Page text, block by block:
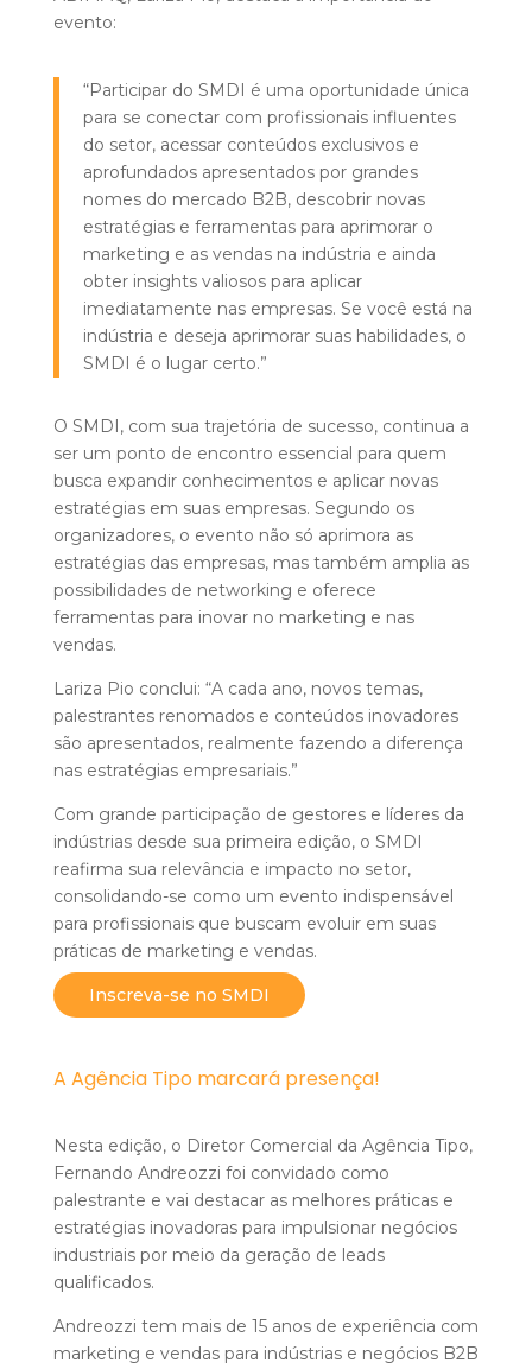
evento:
“Participar do SMDI é uma oportunidade única
para se conectar com profissionais influentes
do setor, acessar conteúdos exclusivos e
aprofundados apresentados por grandes
nomes do mercado B2B, descobrir novas
estratégias e ferramentas para aprimorar o
marketing e as vendas na indústria e ainda
obter insights valiosos para aplicar
imediatamente nas empresas. Se você está na
indústria e deseja aprimorar suas habilidades, o
SMDI é o lugar certo.”
O SMDI, com sua trajetória de sucesso, continua a
ser um ponto de encontro essencial para quem
busca expandir conhecimentos e aplicar novas
estratégias em suas empresas. Segundo os
organizadores, o evento não só aprimora as
estratégias das empresas, mas também amplia as
possibilidades de networking e oferece
ferramentas para inovar no marketing e nas
vendas.
Lariza Pio conclui: “A cada ano, novos temas,
palestrantes renomados e conteúdos inovadores
são apresentados, realmente fazendo a diferença
nas estratégias empresariais.”
Com grande participação de gestores e líderes da
indústrias desde sua primeira edição, o SMDI
reafirma sua relevância e impacto no setor,
consolidando-se como um evento indispensável
para profissionais que buscam evoluir em suas
práticas de marketing e vendas.
Inscreva-se no SMDI
A Agência Tipo marcará presença!
Nesta edição, o Diretor Comercial da Agência Tipo,
Fernando Andreozzi foi convidado como
palestrante e vai destacar as melhores práticas e
estratégias inovadoras para impulsionar negócios
industriais por meio da geração de leads
qualificados.
Andreozzi tem mais de 15 anos de experiência com
marketing e vendas para indústrias e negócios B2B